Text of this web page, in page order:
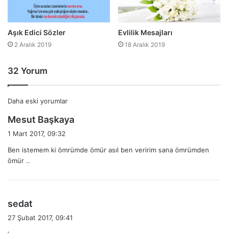
Aşık Edici Sözler
2 Aralık 2019
Evlilik Mesajları
18 Aralık 2019
32 Yorum
Yorum
gezinmesi
Daha eski yorumlar
Mesut Başkaya
i
1 Mart 2017, 09:32
Ben istemem ki ömrümde ömür asıl ben veririm sana ömrümden
ömür ..
sedat
27 Şubat 2017, 09:41
‘